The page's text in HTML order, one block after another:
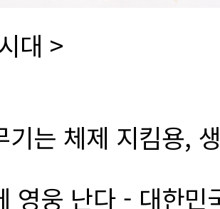
대 >
는 체제 지킴용,
영웅 난다 - 대한